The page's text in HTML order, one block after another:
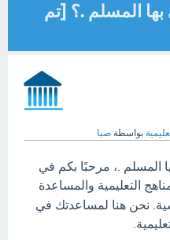
المسلم .؟ [تم
بواسطة صبا
المسلم .، مرحبًا بكم في
التعليمية والمساعدة
نحن هنا لمساعدتك في